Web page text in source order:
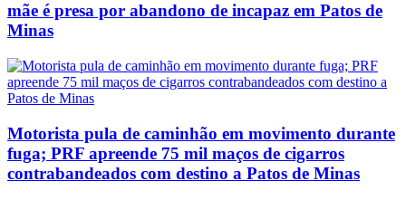
mãe é presa por abandono de incapaz em Patos de
Minas
Motorista pula de caminhão em movimento durante
fuga; PRF apreende 75 mil maços de cigarros
contrabandeados com destino a Patos de Minas